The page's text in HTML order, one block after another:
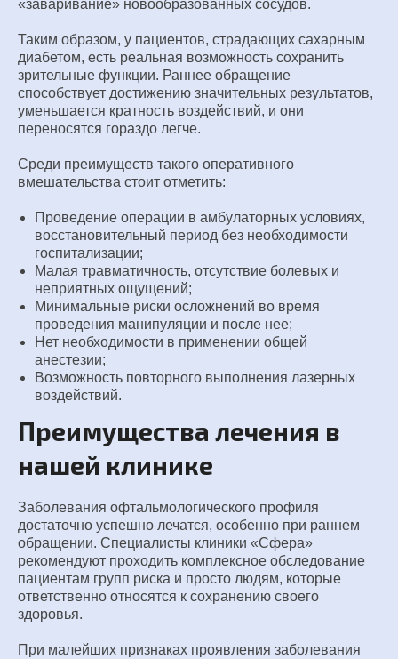
«заваривание» новообразованных сосудов.
Таким образом, у пациентов, страдающих сахарным
диабетом, есть реальная возможность сохранить
зрительные функции. Раннее обращение
способствует достижению значительных результатов,
уменьшается кратность воздействий, и они
переносятся гораздо легче.
Среди преимуществ такого оперативного
вмешательства стоит отметить:
Проведение операции в амбулаторных условиях,
восстановительный период без необходимости
госпитализации;
Малая травматичность, отсутствие болевых и
неприятных ощущений;
Минимальные риски осложнений во время
проведения манипуляции и после нее;
Нет необходимости в применении общей
анестезии;
Возможность повторного выполнения лазерных
воздействий.
Преимущества лечения в
нашей клинике
Заболевания офтальмологического профиля
достаточно успешно лечатся, особенно при раннем
обращении. Специалисты клиники «Сфера»
рекомендуют проходить комплексное обследование
пациентам групп риска и просто людям, которые
ответственно относятся к сохранению своего
здоровья.
При малейших признаках проявления заболевания